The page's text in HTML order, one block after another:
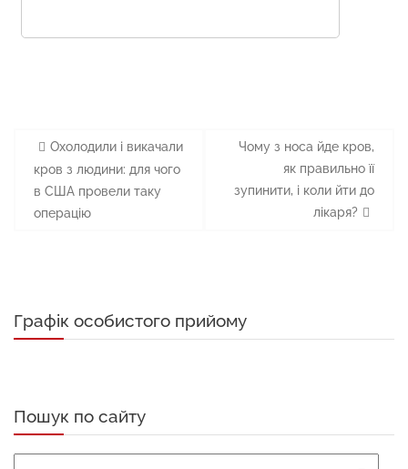
Навігація
записів
Охолодили і викачали
кров з людини: для чого
в США провели таку
операцію
Чому з носа йде кров,
як правильно її
зупинити, і коли йти до
лікаря?
Графік особистого прийому
Пошук по сайту